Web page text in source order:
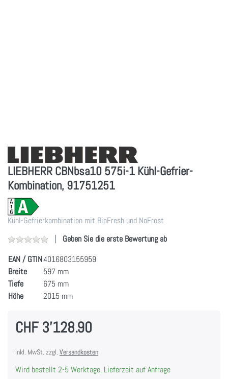
LIEBHERR CBNbsa10 575i-1 Kühl-Gefrier-
Kombination, 91751251
Kühl-Gefrierkombination mit BioFresh und NoFrost
Geben Sie die erste Bewertung ab
EAN / GTIN4016803155959
Breite
597 mm
Tiefe
675 mm
Höhe
2015 mm
CHF 3'128.90
inkl. MwSt. zzgl. Versandkosten
Wird bestellt 2-5 Werktage, Lieferzeit auf Anfrage